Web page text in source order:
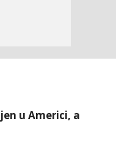
u Americi, a